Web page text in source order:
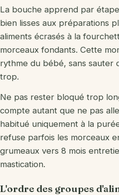
La bouche apprend par
bien lisses aux préparations
aliments écrasés à la
morceaux fondants. Cette
rythme du bébé, sans sauter
trop.
Ne pas rester bloqué trop
compte autant que ne pas
habitué uniquement à la
refuse parfois les morceaux
grumeaux vers 8 mois
mastication.
L'ordre des groupes